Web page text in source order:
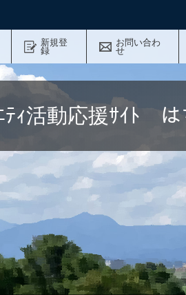
新規登
録
お問い合わ
せ
ﾃｨ活動応援ｻｲﾄ は